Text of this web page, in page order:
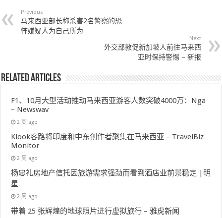
Previous
马来西亚部长称杀害2名警察的恐
怖嫌疑人为自己所为
Next
外交部敦促新加坡人前往马来西
亚时保持警惕 – 新报
Related Articles
F1、10月大型活动推动马来西亚游客人数突破4000万：Nga
– Newswav
2 周 ago
Klook客路将印度和中东创作者聚集在马来西亚 – TravelBiz
Monitor
2 周 ago
杨忠礼房地产信托因旅游需求强劲而看到酒店业前景稳定 |明
星
2 周 ago
带着 25 张辉煌的地球照片进行虚拟旅行 – 雅虎新闻